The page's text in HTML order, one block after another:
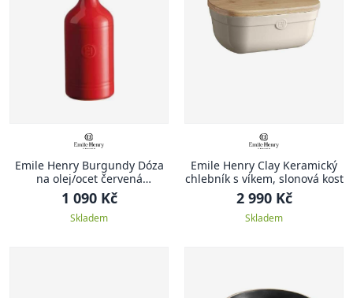
Emile Henry Burgundy Dóza
na olej/ocet červená
Burgundy
1 090 Kč
Skladem
Emile Henry Clay Keramický
chlebník s víkem, slonová kost
2 990 Kč
Skladem